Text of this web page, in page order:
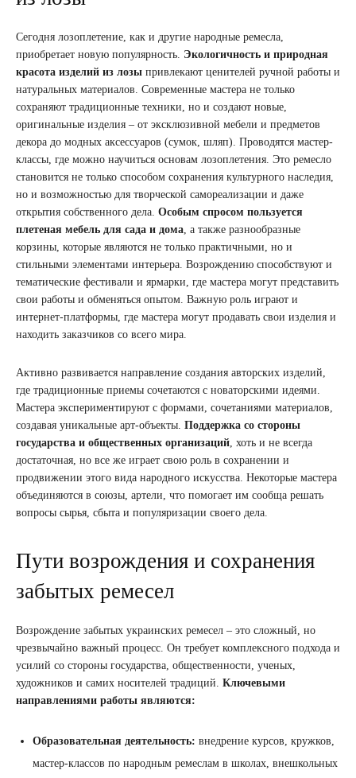
Сегодня лозоплетение, как и другие народные ремесла,
приобретает новую популярность. Экологичность и природная
красота изделий из лозы привлекают ценителей ручной работы и
натуральных материалов. Современные мастера не только
сохраняют традиционные техники, но и создают новые,
оригинальные изделия – от эксклюзивной мебели и предметов
декора до модных аксессуаров (сумок, шляп). Проводятся мастер-
классы, где можно научиться основам лозоплетения. Это ремесло
становится не только способом сохранения культурного наследия,
но и возможностью для творческой самореализации и даже
открытия собственного дела. Особым спросом пользуется
плетеная мебель для сада и дома , а также разнообразные
корзины, которые являются не только практичными, но и
стильными элементами интерьера. Возрождению способствуют и
тематические фестивали и ярмарки, где мастера могут представить
свои работы и обменяться опытом. Важную роль играют и
интернет-платформы, где мастера могут продавать свои изделия и
находить заказчиков со всего мира.
Активно развивается направление создания авторских изделий,
где традиционные приемы сочетаются с новаторскими идеями.
Мастера экспериментируют с формами, сочетаниями материалов,
создавая уникальные арт-объекты. Поддержка со стороны
государства и общественных организаций , хоть и не всегда
достаточная, но все же играет свою роль в сохранении и
продвижении этого вида народного искусства. Некоторые мастера
объединяются в союзы, артели, что помогает им сообща решать
вопросы сырья, сбыта и популяризации своего дела.
Пути возрождения и сохранения
забытых ремесел
Возрождение забытых украинских ремесел – это сложный, но
чрезвычайно важный процесс. Он требует комплексного подхода и
усилий со стороны государства, общественности, ученых,
художников и самих носителей традиций. Ключевыми
направлениями работы являются:
Образовательная деятельность: внедрение курсов, кружков,
мастер-классов по народным ремеслам в школах, внешкольных